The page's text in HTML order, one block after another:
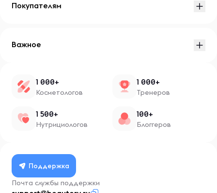
Покупателям
Важное
1 000+
Косметологов
1 000+
Тренеров
1 500+
Нутрициологов
100+
Блоггеров
Поддержка
Почта службы поддержки